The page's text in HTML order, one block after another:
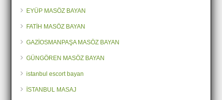
EYÜP MASÖZ BAYAN
FATİH MASÖZ BAYAN
GAZİOSMANPAŞA MASÖZ BAYAN
GÜNGÖREN MASÖZ BAYAN
istanbul escort bayan
İSTANBUL MASAJ